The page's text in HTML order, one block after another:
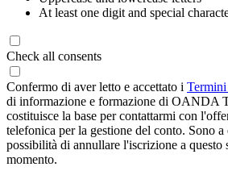
At least one digit and special
Check all consents
Confermo di aver letto e accettato i
di informazione e formazione di OANDA
costituisce la base per contattarmi con
telefonica per la gestione del conto. Sono a
possibilità di annullare l'iscrizione a questo
momento.